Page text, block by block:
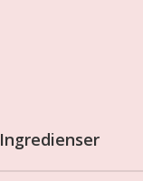
Ingredienser